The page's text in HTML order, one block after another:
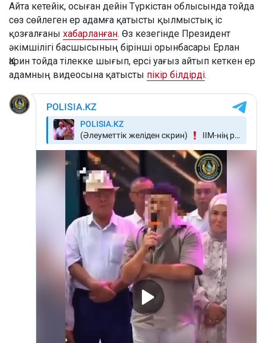
Айта кетейік, осыған дейін Түркістан облысында тойда
сөз сөйлеген ер адамға қатысты қылмыстық іс
қозғалғаны хабарланған. Өз кезегінде Президент
әкімшілігі басшысының бірінші орынбасары Ерлан
Қарин тойда тілекке шығып, ерсі уағыз айтып кеткен ер
адамның видеосына қатысты пікір білдірді.